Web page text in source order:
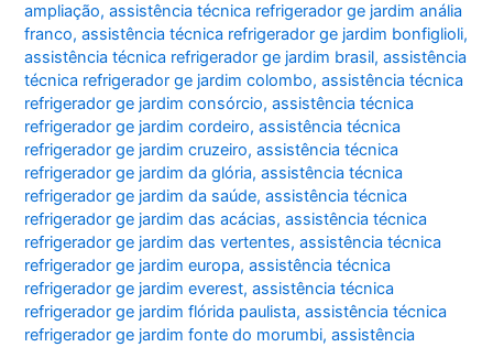
ampliação,assistência técnica refrigerador ge jardim anália
franco,assistência técnica refrigerador ge jardim bonfiglioli,
assistência técnica refrigerador ge jardim brasil,assistência
técnica refrigerador ge jardim colombo,assistência técnica
refrigerador ge jardim consórcio,assistência técnica
refrigerador ge jardim cordeiro,assistência técnica
refrigerador ge jardim cruzeiro,assistência técnica
refrigerador ge jardim da glória,assistência técnica
refrigerador ge jardim da saúde,assistência técnica
refrigerador ge jardim das acácias,assistência técnica
refrigerador ge jardim das vertentes,assistência técnica
refrigerador ge jardim europa,assistência técnica
refrigerador ge jardim everest,assistência técnica
refrigerador ge jardim flórida paulista,assistência técnica
refrigerador ge jardim fonte do morumbi,assistência